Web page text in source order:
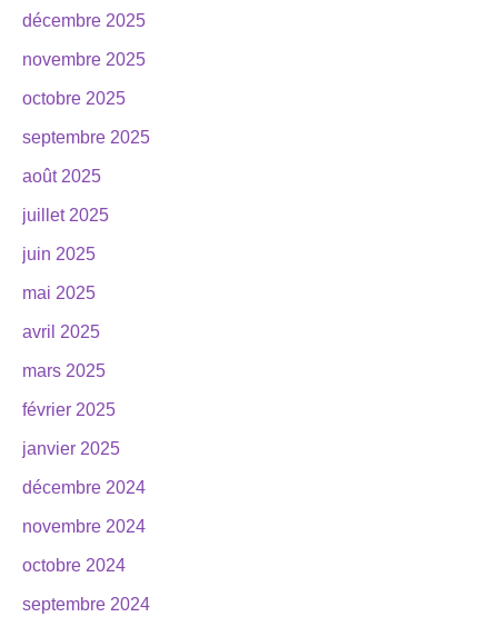
décembre 2025
novembre 2025
octobre 2025
septembre 2025
août 2025
juillet 2025
juin 2025
mai 2025
avril 2025
mars 2025
février 2025
janvier 2025
décembre 2024
novembre 2024
octobre 2024
septembre 2024